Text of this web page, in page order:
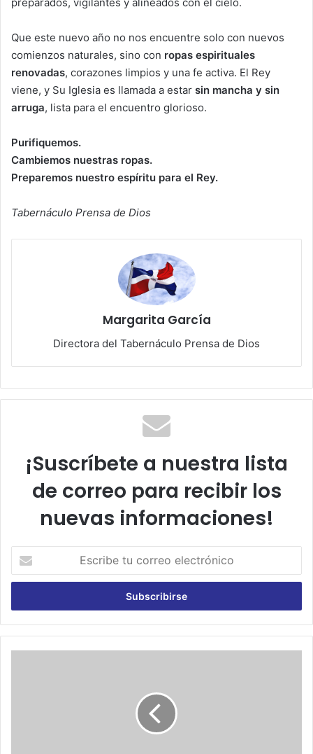
Que este nuevo año no nos encuentre solo con nuevos
comienzos naturales, sino con ropas espirituales
renovadas, corazones limpios y una fe activa. El Rey
viene, y Su Iglesia es llamada a estar sin mancha y sin
arruga, lista para el encuentro glorioso.
Purifiquemos.
Cambiemos nuestras ropas.
Preparemos nuestro espíritu para el Rey.
Tabernáculo Prensa de Dios
Margarita García
Directora del Tabernáculo Prensa de Dios
¡Suscríbete a nuestra lista
de correo para recibir los
nuevas informaciones!
c
i
b